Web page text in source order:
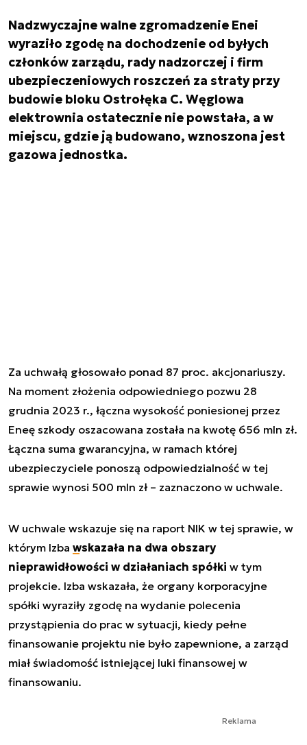
Nadzwyczajne walne zgromadzenie Enei
wyraziło zgodę na dochodzenie od byłych
członków zarządu, rady nadzorczej i firm
ubezpieczeniowych roszczeń za straty przy
budowie bloku Ostrołęka C. Węglowa
elektrownia ostatecznie nie powstała, a w
miejscu, gdzie ją budowano, wznoszona jest
gazowa jednostka.
Za uchwałą głosowało ponad 87 proc. akcjonariuszy.
Na moment złożenia odpowiedniego pozwu 28
grudnia 2023 r., łączna wysokość poniesionej przez
Eneę szkody oszacowana została na kwotę 656 mln zł.
Łączna suma gwarancyjna, w ramach której
ubezpieczyciele ponoszą odpowiedzialność w tej
sprawie wynosi 500 mln zł – zaznaczono w uchwale.
W uchwale wskazuje się na raport NIK w tej sprawie, w
którym Izba wskazała na dwa obszary
nieprawidłowości w działaniach spółki w tym
projekcie. Izba wskazała, że organy korporacyjne
spółki wyraziły zgodę na wydanie polecenia
przystąpienia do prac w sytuacji, kiedy pełne
finansowanie projektu nie było zapewnione, a zarząd
miał świadomość istniejącej luki finansowej w
finansowaniu.
Reklama